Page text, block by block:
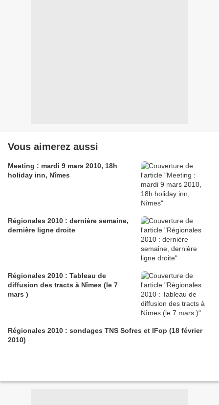
Vous aimerez aussi
Meeting : mardi 9 mars 2010, 18h
holiday inn, Nîmes
Régionales 2010 : dernière semaine,
dernière ligne droite
Régionales 2010 : Tableau de
diffusion des tracts à Nîmes (le 7
mars )
Régionales 2010 : sondages TNS Sofres et IFop (18 février
2010)